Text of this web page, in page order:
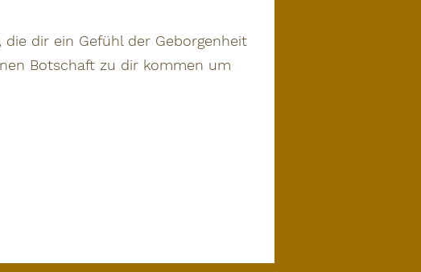
dir ein Gefühl der Geborgenheit
Botschaft zu dir kommen um